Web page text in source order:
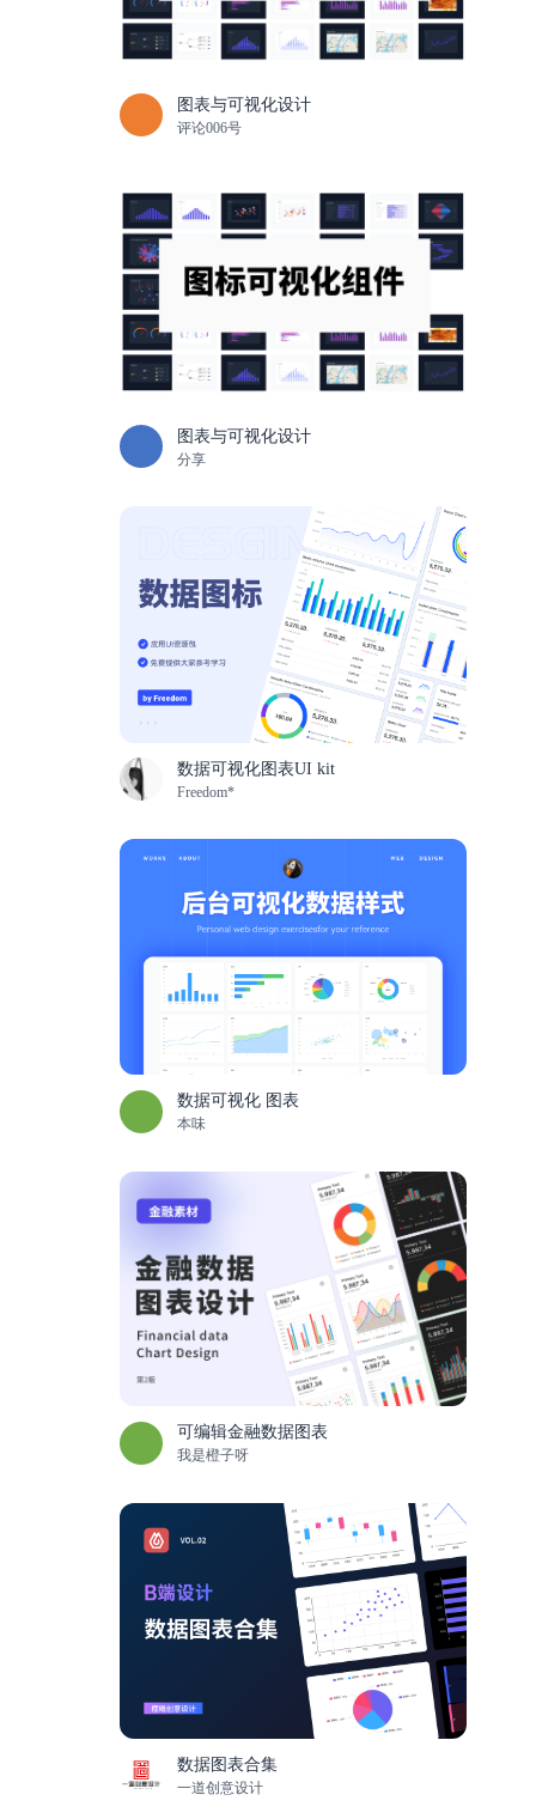
图表与可视化设计
评论006号
图表与可视化设计
分享
数据可视化图表UI kit
Freedom*
数据可视化 图表
本味
可编辑金融数据图表
我是橙子呀
数据图表合集
一道创意设计